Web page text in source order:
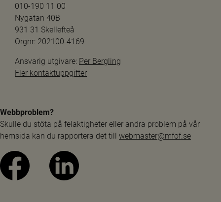
010-190 11 00
Nygatan 40B
931 31 Skellefteå
Orgnr: 202100-4169
Ansvarig utgivare: Per Bergling
Fler kontaktuppgifter
Webbproblem?
Skulle du stöta på felaktigheter eller andra problem på vår
hemsida kan du rapportera det till webmaster@mfof.se